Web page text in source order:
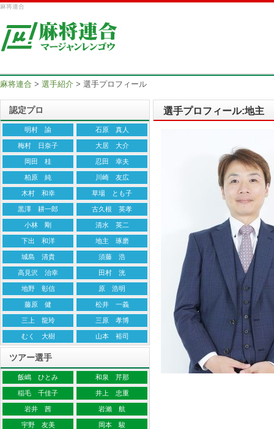
麻将連合
麻将連合 > 選手紹介 > 選手プロフィール
選手プロフィール:地主
認定プロ
明村 諭 石原 真人
梅村 日奈子 大居 大介
岡田 桂 忍田 幸夫
柏原 純 川崎 友広
木村 和幸 草場 とも子
黒澤 耕一郎 古久根 英孝
小林 剛 清水 英二
下出 和洋 地主 琢磨
城島 清貴 須藤 浩
高見沢 治幸 田村 洸
地野 彰信 原 浩明
藤原 健 松井 一義
三上 龍玲 三原 孝博
むく 大樹 山本 裕司
ツアー選手
飯嶋 ひとみ 和泉 芹那
稲毛 千佳子 井上 忠重
岩井 茜 岩瀨 航
宇野 友美 岡本 駿